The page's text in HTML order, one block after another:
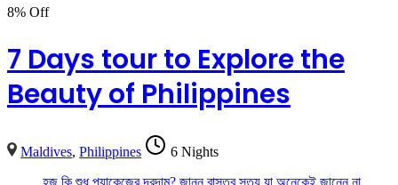
8% Off
7 Days tour to Explore the
Beauty of Philippines
Maldives,Philippines
6 Nights